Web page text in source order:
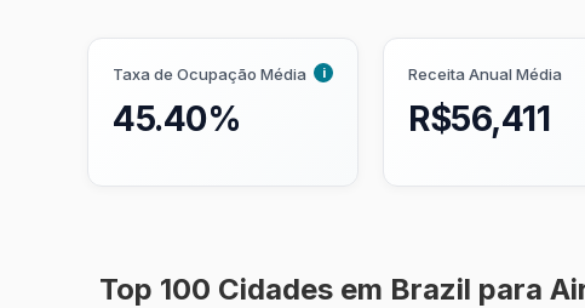
regulamentações mais flexíveis
O número de
fácil para os investidores comprar e
Taxa de Ocupação Média i
45.40%
Receita Anual Média
R$56,411
Top 100 Cidades em Brazil para